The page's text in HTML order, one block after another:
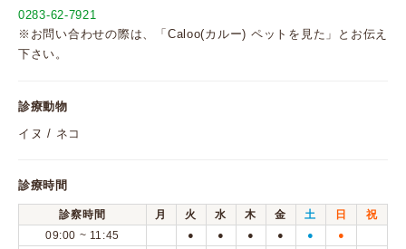
0283-62-7921
※お問い合わせの際は、「Caloo(カルー) ペットを見た」とお伝え
下さい。
診療動物
イヌ / ネコ
診療時間
診察時間 月 火 水 木 金 土 日
祝
09:00 ~ 11:45
● ● ● ● ● ●